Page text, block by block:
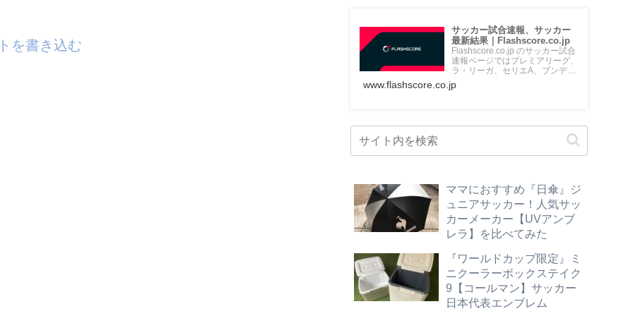
を書き込む
サッカー試合速報、サッカー
最新結果｜Flashscore.co.jp
Flashscore.co.jp のサッカー試合
速報ページではプレミアリーグ、
ラ・リーガ、セリエA、ブンデス
www.flashscore.co.jp
ママにおすすめ『日傘』ジ
ュニアサッカー！人気サッ
カーメーカー【UVアンブ
レラ】を比べてみた
『ワールドカップ限定』ミ
ニクーラーボックステイク
9【コールマン】サッカー
日本代表エンブレム